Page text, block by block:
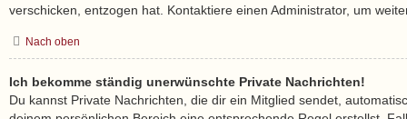
verschicken, entzogen hat. Kontaktiere einen Administrator, um
Nach oben
Ich bekomme ständig unerwünschte Private Nachrichten!
Du kannst Private Nachrichten, die dir ein Mitglied sendet,